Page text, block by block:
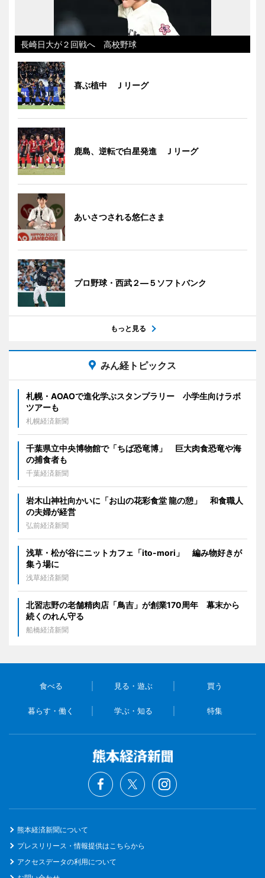
長崎日大が２回戦へ 高校野球
喜ぶ植中 Ｊリーグ
鹿島、逆転で白星発進 Ｊリーグ
あいさつされる悠仁さま
プロ野球・西武２―５ソフトバンク
もっと見る
みん経トピックス
札幌・AOAOで進化学ぶスタンプラリー 小学生向けラボ
ツアーも
札幌経済新聞
千葉県立中央博物館で「ちば恐竜博」 巨大肉食恐竜や海
の捕食者も
千葉経済新聞
岩木山神社向かいに「お山の花彩食堂 龍の憩」 和食職人
の夫婦が経営
弘前経済新聞
浅草・松が谷にニットカフェ「ito-mori」 編み物好きが
集う場に
浅草経済新聞
北習志野の老舗精肉店「鳥吉」が創業170周年 幕末から
続くのれん守る
船橋経済新聞
食べる 見る・遊ぶ 買う
暮らす・働く 学ぶ・知る 特集
熊本経済新聞について
プレスリリース・情報提供はこちらから
アクセスデータの利用について